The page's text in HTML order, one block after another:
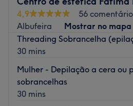
A equipa:
Uma equipa com anos de
constante formação, para poder
tratamentos.
O que mais gostamos:
Ambiente: elegante, chique e
Especializados em: beleza
4,9
56
Albufeira
Mostrar no mapa
Threading Sobrancelha
30 mins
Mulher - Depilação a cera ou
sobrancelhas
30 mins